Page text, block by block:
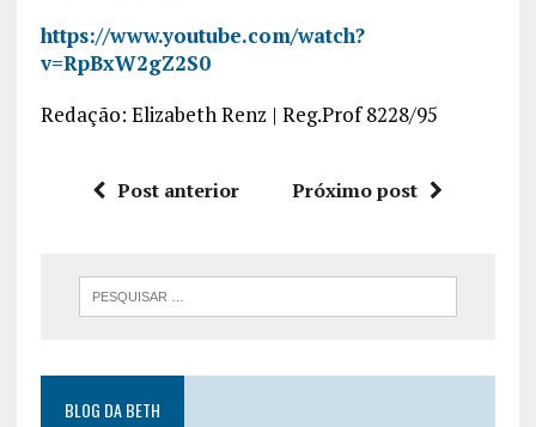
https://www.youtube.com/watch?
v=RpBxW2gZ2S0
Redação: Elizabeth Renz | Reg.Prof 8228/95
Post anterior Próximo post
BLOG DA BETH